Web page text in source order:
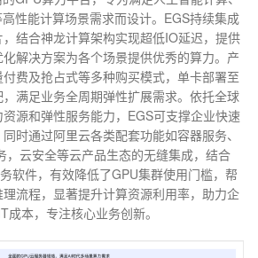
性能计算场景需求而设计。EGS持续集成
结合神龙计算架构实现超低IO延迟，提供
解决方案为各个场景提供优秀的算力。产
费及抢占式等多种购买模式，单卡部署至
满足业务全周期弹性扩展需求。依托全球
源和弹性服务能力，EGS可支撑企业快速
时通过阿里云各类配套功能如容器服务、
，云安全等云产品生态的无缝集成，结合
软件，有效降低了GPU集群使用门槛，帮
流程，显著提升计算资源利用率，助力企
成本，专注核心业务创新。